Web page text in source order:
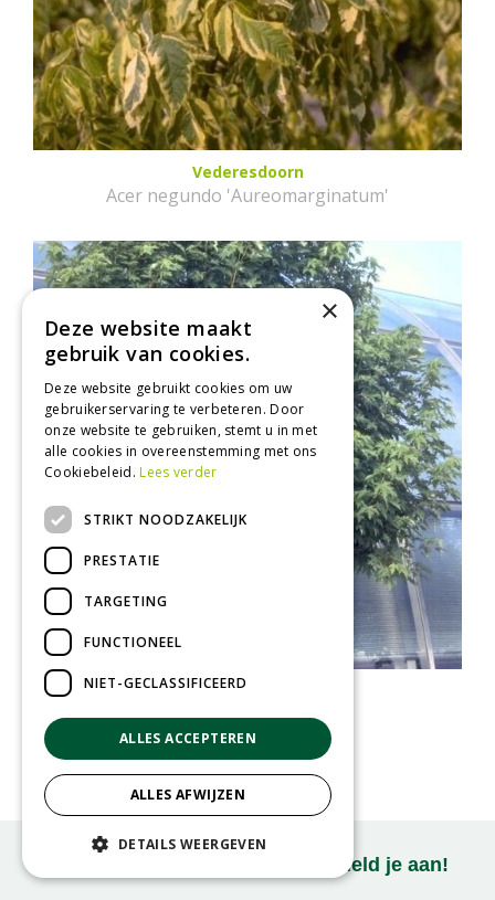
Vederesdoorn
Acer negundo 'Aureomarginatum'
Zilveresdoorn
Acer saccharinum
Onze nieuwsbrief ontvangen? Meld je aan!
×
Deze website maakt
gebruik van cookies.
Deze website gebruikt cookies om uw
gebruikerservaring te verbeteren. Door
onze website te gebruiken, stemt u in met
alle cookies in overeenstemming met ons
Cookiebeleid.Lees verder
STRIKT NOODZAKELIJK
PRESTATIE
TARGETING
FUNCTIONEEL
NIET-GECLASSIFICEERD
ALLES ACCEPTEREN
ALLES AFWIJZEN
DETAILS WEERGEVEN